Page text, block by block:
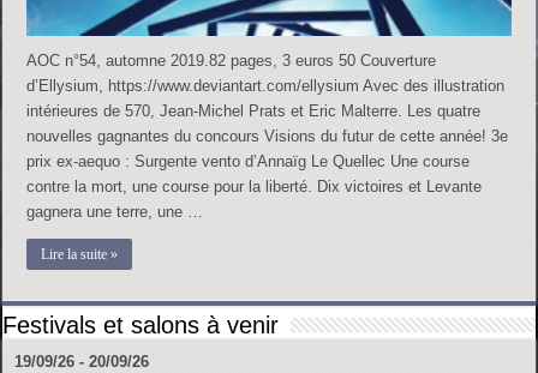
AOC n°54, automne 2019.82 pages, 3 euros 50 Couverture
d’Ellysium, https://www.deviantart.com/ellysium Avec des illustration
intérieures de 570, Jean-Michel Prats et Eric Malterre. Les quatre
nouvelles gagnantes du concours Visions du futur de cette année! 3e
prix ex-aequo : Surgente vento d’Annaïg Le Quellec Une course
contre la mort, une course pour la liberté. Dix victoires et Levante
gagnera une terre, une …
Lire la suite »
Festivals et salons à venir
19/09/26 - 20/09/26